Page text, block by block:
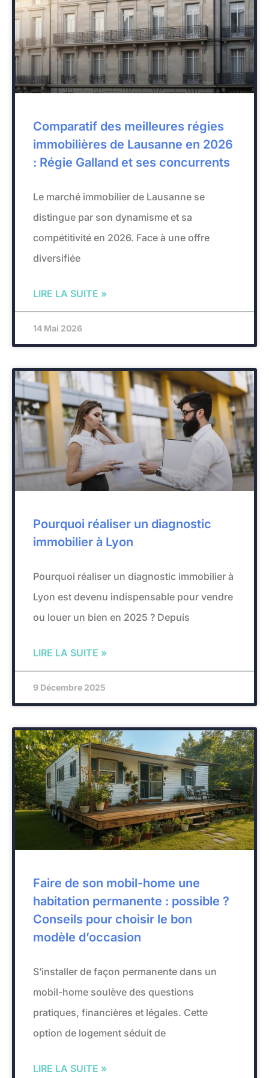
Comparatif des meilleures régies
immobilières de Lausanne en 2026
: Régie Galland et ses concurrents
Le marché immobilier de Lausanne se
distingue par son dynamisme et sa
compétitivité en 2026. Face à une offre
diversifiée
LIRE LA SUITE »
14 Mai 2026
Pourquoi réaliser un diagnostic
immobilier à Lyon
Pourquoi réaliser un diagnostic immobilier à
Lyon est devenu indispensable pour vendre
ou louer un bien en 2025 ? Depuis
LIRE LA SUITE »
9 Décembre 2025
Faire de son mobil-home une
habitation permanente : possible ?
Conseils pour choisir le bon
modèle d’occasion
S’installer de façon permanente dans un
mobil-home soulève des questions
pratiques, financières et légales. Cette
option de logement séduit de
LIRE LA SUITE »